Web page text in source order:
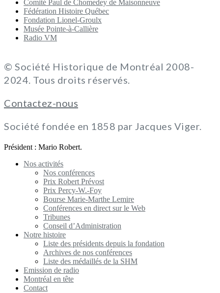
Comité Paul de Chomedey de Maisonneuve
Fédération Histoire Québec
Fondation Lionel-Groulx
Musée Pointe-à-Callière
Radio VM
© Société Historique de Montréal 2008-
2024. Tous droits réservés.
Contactez-nous
Société fondée en 1858 par Jacques Viger.
Président : Mario Robert.
Nos activités
Nos conférences
Prix Robert Prévost
Prix Percy-W.-Foy
Bourse Marie-Marthe Lemire
Conférences en direct sur le Web
Tribunes
Conseil d’Administration
Notre histoire
Liste des présidents depuis la fondation
Archives de nos conférences
Liste des médaillés de la SHM
Emission de radio
Montréal en tête
Contact